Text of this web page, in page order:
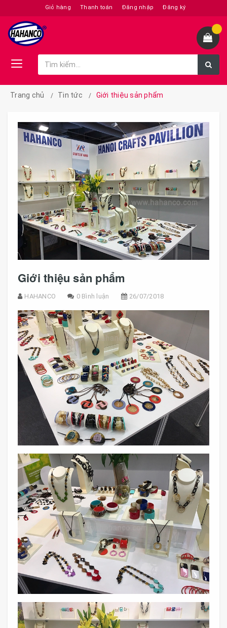
Giỏ hàng Thanh toán Đăng nhập Đăng ký
Trang chủ Tin tức Giới thiệu sản phẩm
Giới thiệu sản phẩm
HAHANCO 0 Bình luận 26/07/2018